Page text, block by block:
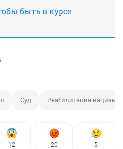
быть в курсе
Суд Реабилитация нацизма
12 20 5